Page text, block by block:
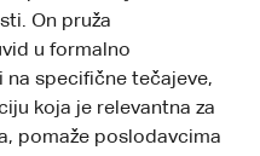
On pruža
u formalno
na specifične tečajeve,
koja je relevantna za
pomaže poslodavcima